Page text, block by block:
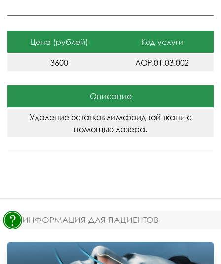
Цена (рублей) Код услуги
3600 ЛОР.01.03.002
Описание
Удаление остатков лимфоидной ткани с
помощью лазера.
ИНФОРМАЦИЯ ДЛЯ ПАЦИЕНТОВ